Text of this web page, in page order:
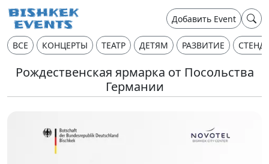
Добавить Event
ВСЕ КОНЦЕРТЫ ТЕАТР ДЕТЯМ РАЗВИТИЕ
Рождественская ярмарка от Посольства
Германии